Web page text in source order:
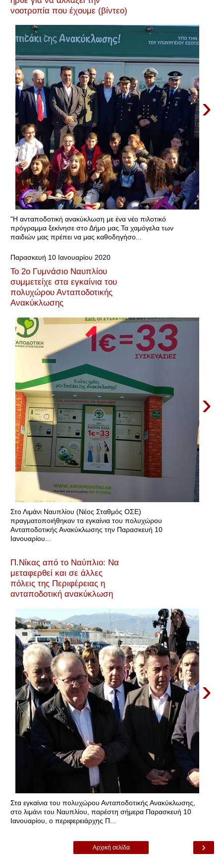
νοοτροπία που έχουμε (βίντεο)
›
"Η ανταποδοτική ανακύκλωση με ένα νέο πιλοτικό
πρόγραμμα ξεκίνησε στο Δήμο μας.Τα χαμόγελα των
παιδιών μας πρέπει να μας καθοδηγήσο...
Παρασκευή 10 Ιανουαρίου 2020
Το 2ο Γυμνάσιο Ναυπλίου
συμμετείχε στα εγκαίνια του
πολυχώρου Ανταποδοτικής
Ανακύκλωσης
›
Στο Λιμάνι Ναυπλίου (Νέος Σταθμός ΟΣΕ)
πραγματοποιήθηκαν τα εγκαίνια του πολυχώρου
Ανταποδοτικής Ανακύκλωσης την Παρασκευή 10
Ιανουαρίου...
Π.Νίκας από το Ναύπλιο: Να
μεταφερθεί και σε άλλες
πόλεις της Περιφέρειας η
ανταποδοτική ανακύκλωση
›
Στα εγκαίνια του πολυχώρου Ανταποδοτικής Ανακύκλωσης,
στο λιμάνι του Ναυπλίου, παρέστη σήμερα Παρασκευή 10
Ιανουαρίου, ο περιφερειάρχης Π...
›
Αρχική σελίδα